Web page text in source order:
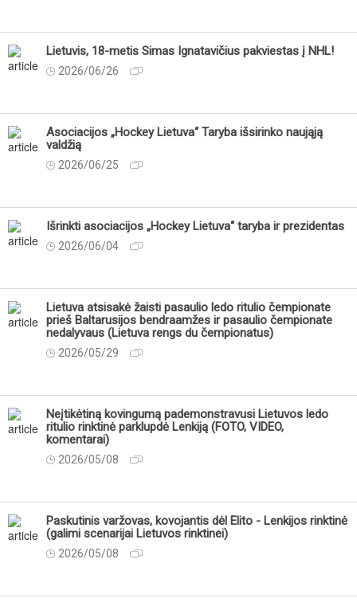
Lietuvis, 18-metis Simas Ignatavičius pakviestas į NHL!
2026/06/26
Asociacijos „Hockey Lietuva“ Taryba išsirinko naująją
valdžią
2026/06/25
Išrinkti asociacijos „Hockey Lietuva“ taryba ir prezidentas
2026/06/04
Lietuva atsisakė žaisti pasaulio ledo ritulio čempionate
prieš Baltarusijos bendraamžes ir pasaulio čempionate
nedalyvaus (Lietuva rengs du čempionatus)
2026/05/29
Neįtikėtiną kovingumą pademonstravusi Lietuvos ledo
ritulio rinktinė parklupdė Lenkiją (FOTO, VIDEO,
komentarai)
2026/05/08
Paskutinis varžovas, kovojantis dėl Elito - Lenkijos rinktinė
(galimi scenarijai Lietuvos rinktinei)
2026/05/08